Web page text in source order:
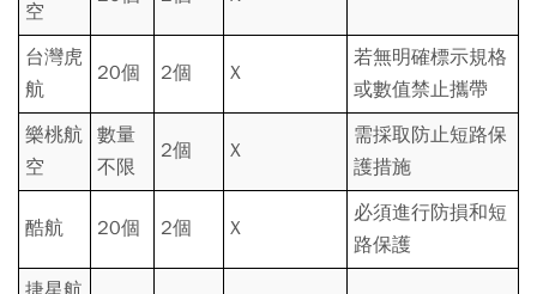
空
台灣虎
航
20個 2個 X
若無明確標示規格
或數值禁止攜帶
樂桃航
空
數量
不限
2個 X
需採取防止短路保
護措施
酷航 20個 2個 X
必須進行防損和短
路保護